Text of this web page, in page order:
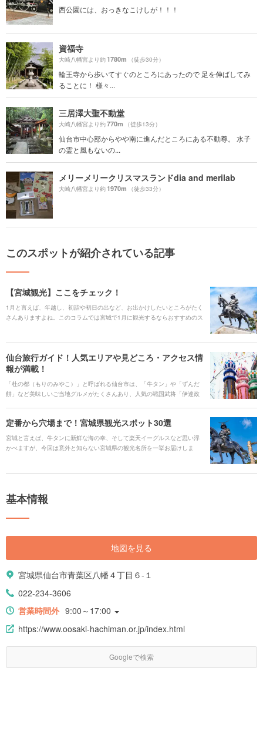
西公園には、おっきなこけしが！！！
資福寺
大崎八幡宮より約1780m （徒歩30分）
輪王寺から歩いてすぐのところにあったので 足を伸ばしてみ
ることに！ 様々...
三居澤大聖不動堂
大崎八幡宮より約770m （徒歩13分）
仙台市中心部からやや南に進んだところにある不動尊。 水子
の霊と風もないの...
メリーメリークリスマスランドdia and merilab
大崎八幡宮より約1970m （徒歩33分）
このスポットが紹介されている記事
【宮城観光】ここをチェック！
1月と言えば、年越し、初詣や初日の出など、お出かけしたいところがたく
さんありますよね。このコラムでは宮城で1月に観光するならおすすめのス
仙台旅行ガイド！人気エリアや見どころ・アクセス情
報が満載！
「杜の都（もりのみやこ）」と呼ばれる仙台市は、「牛タン」や「ずんだ
餅」など美味しいご当地グルメがたくさんあり、人気の戦国武将「伊達政
れる仙台市を旅行する時に役立つ、見どころや観光スポット、ご当地グル
メ、アクセス、宿泊施設、イベント、お得なチケットなどを一挙にご紹介
します！
定番から穴場まで！宮城県観光スポット30選
宮城と言えば、牛タンに新鮮な海の幸、そして楽天イーグルスなど思い浮
かべますが、今回は意外と知らない宮城県の観光名所を一挙お届けしま
基本情報
地図を見る
宮城県仙台市青葉区八幡４丁目６-１
022-234-3606
営業時間外 9:00～17:00
https://www.oosaki-hachiman.or.jp/index.html
Googleで検索